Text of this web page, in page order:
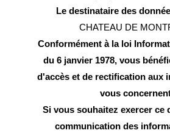
Le destinataire des
CHATEAU DE
Conformément à la loi
du 6 janvier 1978, vous
d'accès et de rectification aux
vous
Si vous souhaitez exercer ce
communication des